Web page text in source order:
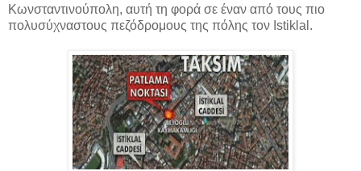
Κωνσταντινούπολη, αυτή τη φορά σε έναν από τους πιο
πολυσύχναστους πεζόδρομους της πόλης τον Istiklal.